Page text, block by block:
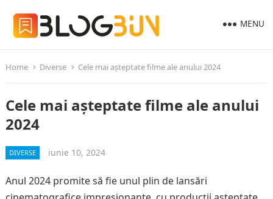
MENU
Home Diverse Cele mai așteptate filme ale anului 2024
Cele mai așteptate filme ale anului
2024
DIVERSE iunie 10, 2024
Anul 2024 promite să fie unul plin de lansări